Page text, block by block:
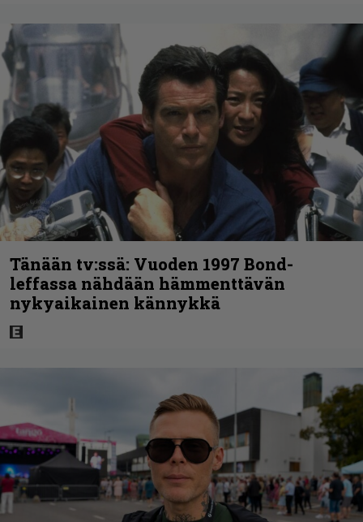
Tänään tv:ssä: Vuoden 1997 Bond-
leffassa nähdään hämmenttävän
nykyaikainen kännykkä